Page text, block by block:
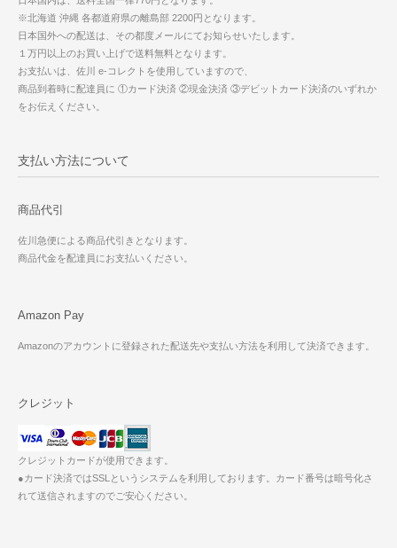
※北海道 沖縄 各都道府県の離島部 2200円となります。
日本国外への配送は、その都度メールにてお知らせいたします。
１万円以上のお買い上げで送料無料となります。
お支払いは、佐川 e-コレクトを使用していますので、
商品到着時に配達員に ①カード決済 ②現金決済 ③デビットカード決済のいずれか
をお伝えください。
支払い方法について
商品代引
佐川急便による商品代引きとなります。
商品代金を配達員にお支払いください。
Amazon Pay
Amazonのアカウントに登録された配送先や支払い方法を利用して決済できます。
クレジット
クレジットカードが使用できます。
●カード決済ではSSLというシステムを利用しております。カード番号は暗号化さ
れて送信されますのでご安心ください。